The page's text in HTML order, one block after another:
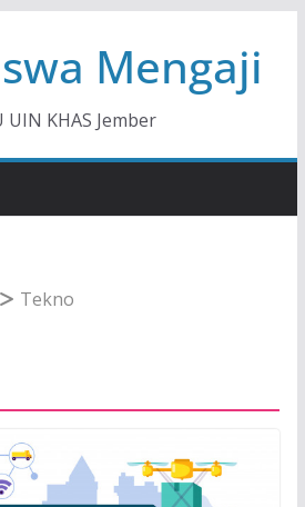
Mengaji
UIN KHAS Jember
Tekno